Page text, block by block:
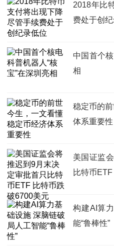
2018年比
费处于创
中国首个
相
稳定币的
体系重要性
美国证监
比特币
构建AI算
能“鲁棒性”